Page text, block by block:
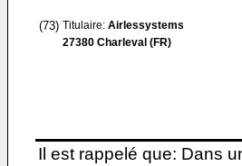
(73) Titulaire: Airlessystems
27380 Charleval (FR)
Il est rappelé que: Dans